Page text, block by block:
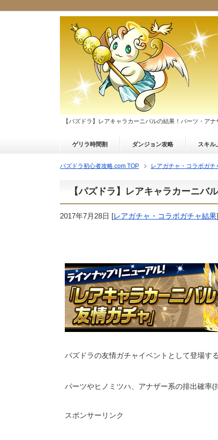
【パズドラ】レアキャラカーニバルの結果！パーツ・アナ
ゲリラ時間割 ダンジョン攻略 スキル
パズドラ初心者攻略.com TOP レアガチャ・コラボガチ
【パズドラ】レアキャラカーニバ
2017年7月28日 [レアガチャ・コラボガチャ結果]
パズドラの友情ガチャイベントとして登場す
パーツやヒノミツハ、アナザー系の排出確率(
スポンサーリンク